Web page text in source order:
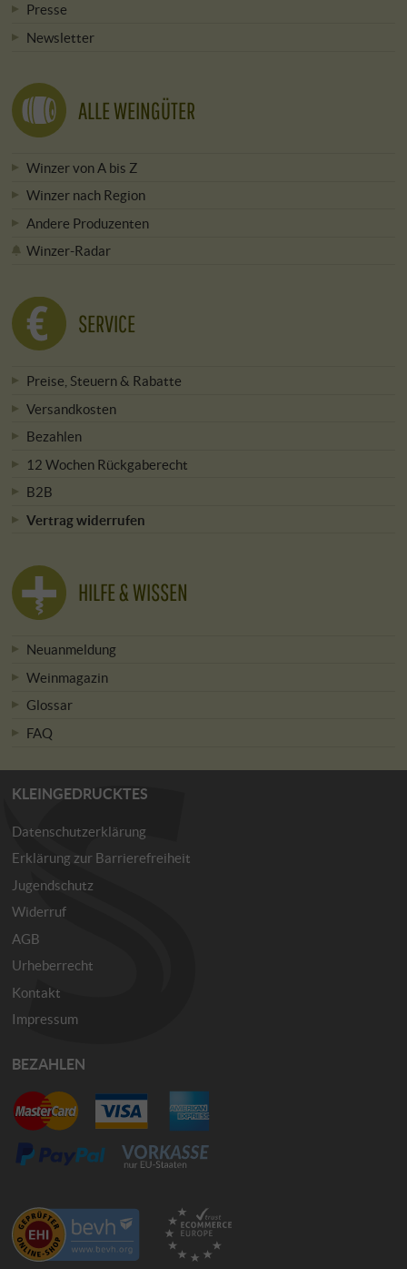
Presse
Newsletter
ALLE WEINGÜTER
Winzer von A bis Z
Winzer nach Region
Andere Produzenten
Winzer-Radar
SERVICE
Preise, Steuern & Rabatte
Versandkosten
Bezahlen
12 Wochen Rückgaberecht
B2B
Vertrag widerrufen
HILFE & WISSEN
Neuanmeldung
Weinmagazin
Glossar
FAQ
KLEINGEDRUCKTES
Datenschutzerklärung
Erklärung zur Barrierefreiheit
Jugendschutz
Widerruf
AGB
Urheberrecht
Kontakt
Impressum
BEZAHLEN